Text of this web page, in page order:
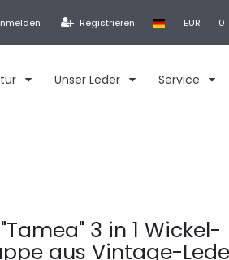
Registrieren EUR 0
Unser Leder Service
"Tamea" 3 in 1 Wickel-
aus Vintage-